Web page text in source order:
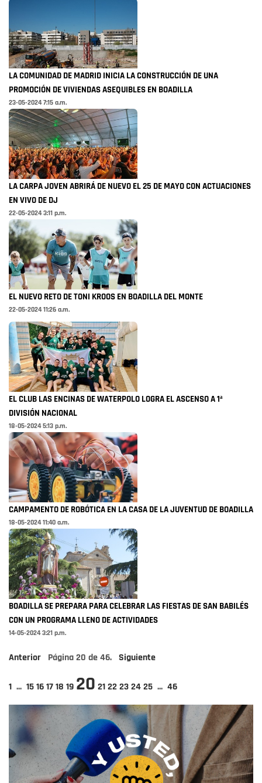
LA COMUNIDAD DE MADRID INICIA LA CONSTRUCCIÓN DE UNA
PROMOCIÓN DE VIVIENDAS ASEQUIBLES EN BOADILLA
23-05-2024 7:15 a.m.
LA CARPA JOVEN ABRIRÁ DE NUEVO EL 25 DE MAYO CON ACTUACIONES
EN VIVO DE DJ
22-05-2024 3:11 p.m.
EL NUEVO RETO DE TONI KROOS EN BOADILLA DEL MONTE
22-05-2024 11:26 a.m.
EL CLUB LAS ENCINAS DE WATERPOLO LOGRA EL ASCENSO A 1ª
DIVISIÓN NACIONAL
18-05-2024 5:13 p.m.
CAMPAMENTO DE ROBÓTICA EN LA CASA DE LA JUVENTUD DE BOADILLA
18-05-2024 11:40 a.m.
BOADILLA SE PREPARA PARA CELEBRAR LAS FIESTAS DE SAN BABILÉS
CON UN PROGRAMA LLENO DE ACTIVIDADES
14-05-2024 3:21 p.m.
Anterior Página 20 de 46. Siguiente
1 ... 15 16 17 18 19 20 21 22 23 24 25 ... 46